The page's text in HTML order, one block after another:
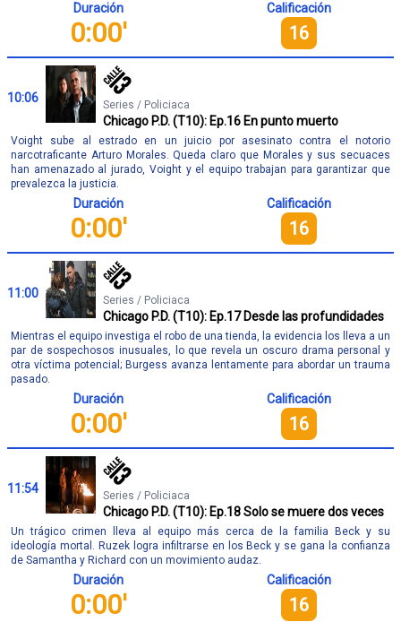
Duración
0:00'
Calificación
16
10:06 Series / Policiaca
Chicago P.D. (T10): Ep.16 En punto muerto
Voight sube al estrado en un juicio por asesinato contra el notorio
narcotraficante Arturo Morales. Queda claro que Morales y sus secuaces
han amenazado al jurado, Voight y el equipo trabajan para garantizar que
prevalezca la justicia.
Duración
0:00'
Calificación
16
11:00 Series / Policiaca
Chicago P.D. (T10): Ep.17 Desde las profundidades
Mientras el equipo investiga el robo de una tienda, la evidencia los lleva a un
par de sospechosos inusuales, lo que revela un oscuro drama personal y
otra víctima potencial; Burgess avanza lentamente para abordar un trauma
pasado.
Duración
0:00'
Calificación
16
11:54 Series / Policiaca
Chicago P.D. (T10): Ep.18 Solo se muere dos veces
Un trágico crimen lleva al equipo más cerca de la familia Beck y su
ideología mortal. Ruzek logra infiltrarse en los Beck y se gana la confianza
de Samantha y Richard con un movimiento audaz.
Duración
0:00'
Calificación
16